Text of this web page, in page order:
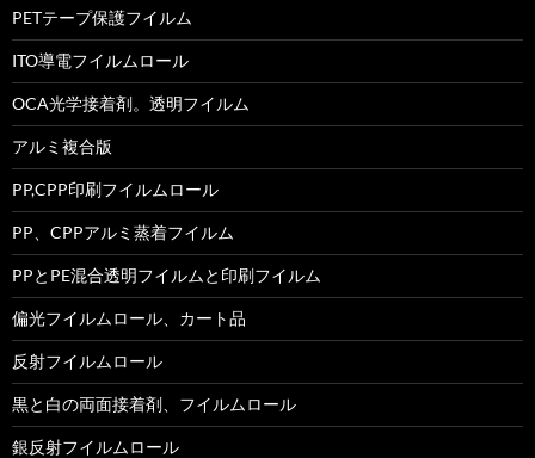
PETテープ保護フイルム
ITO導電フイルムロール
OCA光学接着剤。透明フイルム
アルミ複合版
PP,CPP印刷フイルムロール
PP、CPPアルミ蒸着フイルム
PPとPE混合透明フイルムと印刷フイルム
偏光フイルムロール、カート品
反射フイルムロール
黒と白の両面接着剤、フイルムロール
銀反射フイルムロール